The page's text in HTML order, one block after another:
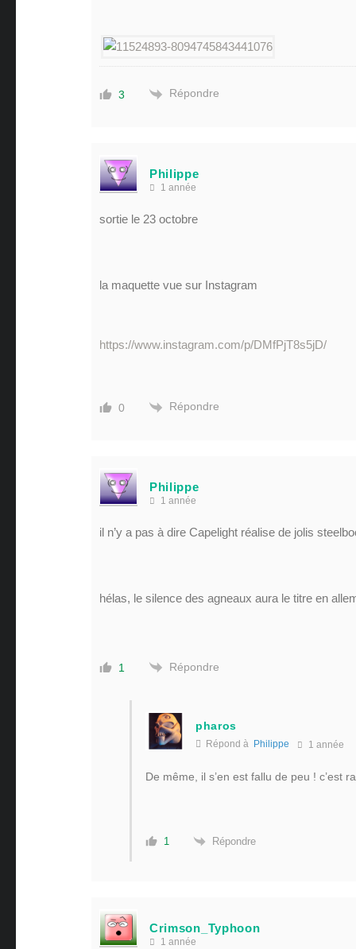
3 Répondre
Philippe
1 année
sortie le 23 octobre
la maquette vue sur Instagram
https://www.instagram.com/p/DMfPjT8s5jD/
0 Répondre
Philippe
1 année
il n’y a pas à dire Capelight réalise de jolis
hélas, le silence des agneaux aura le titre en
1 Répondre
pharos
Répond à Philippe 1 année
De même, il s’en est fallu de peu ! c’est
1 Répondre
Crimson_Typhoon
1 année